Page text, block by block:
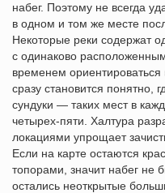
набег. Поэтому не всегда
в одном и том же месте
Некоторые реки содержат
с одинаково
временем ориентироваться
сразу становится понятно,
сундуки — таких мест в
четырех-пяти. Халтура
локациями упрощает
Если на карте остаются
топорами, значит набег не
остались неоткрытые